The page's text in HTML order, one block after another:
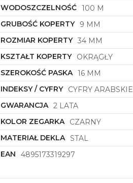
WODOSZCZELNOŚĆ 100 M
GRUBOŚĆ KOPERTY
9 MM
ROZMIAR KOPERTY 34 MM
KSZTAŁT KOPERTY
OKRĄGŁY
SZEROKOŚĆ PASKA 16 MM
INDEKSY / CYFRY
CYFRY ARABSKIE
GWARANCJA 2 LATA
KOLOR ZEGARKA
CZARNY
MATERIAŁ DEKLA STAL
EAN
4895173319297